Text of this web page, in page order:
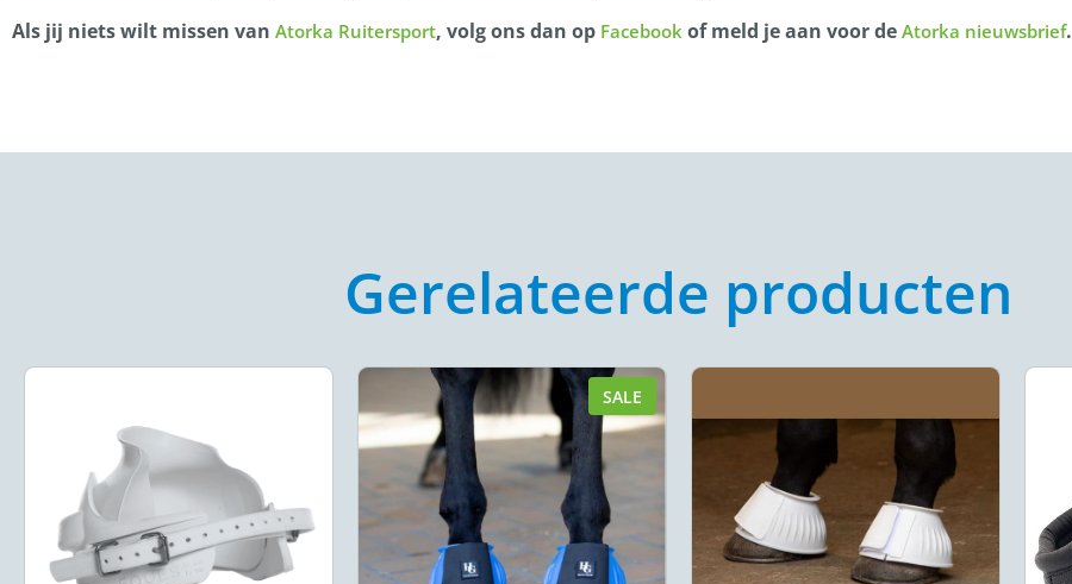
Als jij niets wilt missen van Atorka Ruitersport, volg ons dan op Facebook of meld je aan voor de Atorka nieuwsbrief.
Gerelateerde producten
SALE